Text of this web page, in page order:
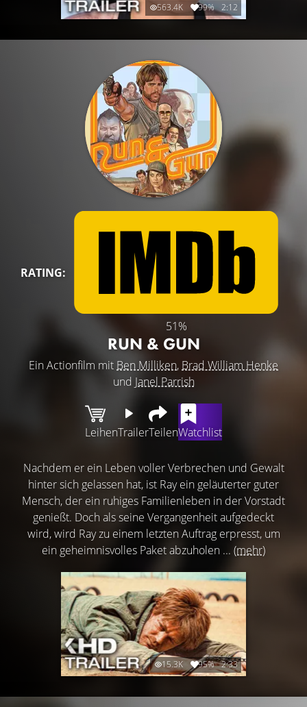
563.4K 99% 2:12
RATING:
51%
RUN & GUN
Ein Actionfilm mit Ben Milliken, Brad William Henke
und Janel Parrish
LeihenTrailerTeilenWatchlist
Nachdem er ein Leben voller Verbrechen und Gewalt
hinter sich gelassen hat, ist Ray ein geläuterter guter
Mensch, der ein ruhiges Familienleben in der Vorstadt
genießt. Doch als seine Vergangenheit aufgedeckt
wird, wird Ray zu einem letzten Auftrag erpresst, um
ein geheimnisvolles Paket abzuholen ... (mehr)
15.3K 95% 2:33